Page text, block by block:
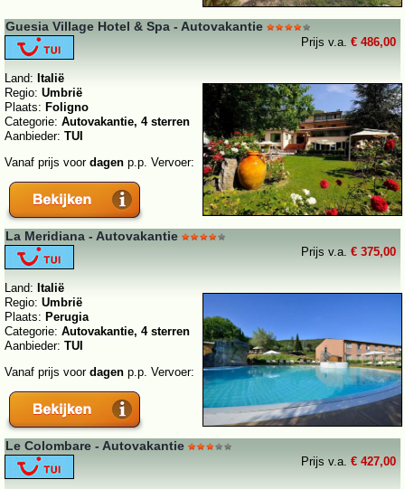
Guesia Village Hotel & Spa - Autovakantie
Prijs v.a. € 486,00
Land: Italië
Regio: Umbrië
Plaats: Foligno
Categorie: Autovakantie, 4 sterren
Aanbieder: TUI
Vanaf prijs voor dagen p.p. Vervoer:
La Meridiana - Autovakantie
Prijs v.a. € 375,00
Land: Italië
Regio: Umbrië
Plaats: Perugia
Categorie: Autovakantie, 4 sterren
Aanbieder: TUI
Vanaf prijs voor dagen p.p. Vervoer:
Le Colombare - Autovakantie
Prijs v.a. € 427,00